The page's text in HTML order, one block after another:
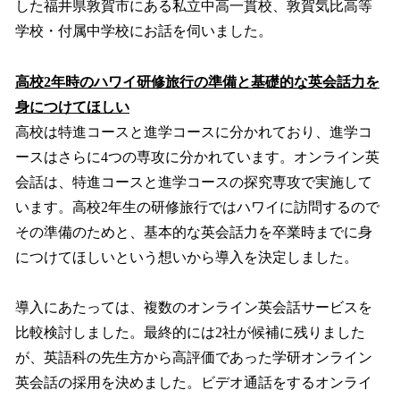
した福井県敦賀市にある私立中高一貫校、敦賀気比高等
学校・付属中学校にお話を伺いました。
高校2年時のハワイ研修旅行の準備と基礎的な英会話力を
身につけてほしい
高校は特進コースと進学コースに分かれており、進学コ
ースはさらに4つの専攻に分かれています。オンライン英
会話は、特進コースと進学コースの探究専攻で実施して
います。高校2年生の研修旅行ではハワイに訪問するので
その準備のためと、基本的な英会話力を卒業時までに身
につけてほしいという想いから導入を決定しました。
導入にあたっては、複数のオンライン英会話サービスを
比較検討しました。最終的には2社が候補に残りました
が、英語科の先生方から高評価であった学研オンライン
英会話の採用を決めました。ビデオ通話をするオンライ